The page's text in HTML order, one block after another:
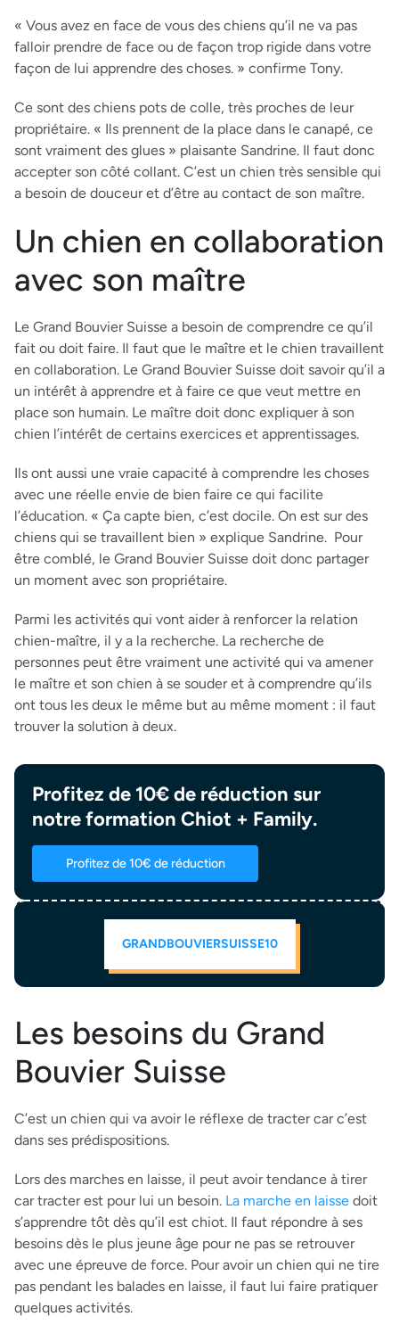
« Vous avez en face de vous des chiens qu’il ne va pas
falloir prendre de face ou de façon trop rigide dans votre
façon de lui apprendre des choses. » confirme Tony.
Ce sont des chiens pots de colle, très proches de leur
propriétaire. « Ils prennent de la place dans le canapé, ce
sont vraiment des glues » plaisante Sandrine. Il faut donc
accepter son côté collant. C’est un chien très sensible qui
a besoin de douceur et d’être au contact de son maître.
Un chien en collaboration
avec son maître
Le Grand Bouvier Suisse a besoin de comprendre ce qu’il
fait ou doit faire. Il faut que le maître et le chien travaillent
en collaboration. Le Grand Bouvier Suisse doit savoir qu’il a
un intérêt à apprendre et à faire ce que veut mettre en
place son humain. Le maître doit donc expliquer à son
chien l’intérêt de certains exercices et apprentissages.
Ils ont aussi une vraie capacité à comprendre les choses
avec une réelle envie de bien faire ce qui facilite
l’éducation. « Ça capte bien, c’est docile. On est sur des
chiens qui se travaillent bien » explique Sandrine. Pour
être comblé, le Grand Bouvier Suisse doit donc partager
un moment avec son propriétaire.
Parmi les activités qui vont aider à renforcer la relation
chien-maître, il y a la recherche. La recherche de
personnes peut être vraiment une activité qui va amener
le maître et son chien à se souder et à comprendre qu’ils
ont tous les deux le même but au même moment : il faut
trouver la solution à deux.
Profitez de 10€ de réduction sur
notre formation Chiot + Family.
Profitez de 10€ de réduction
GRANDBOUVIERSUISSE10
Les besoins du Grand
Bouvier Suisse
C’est un chien qui va avoir le réflexe de tracter car c’est
dans ses prédispositions.
Lors des marches en laisse, il peut avoir tendance à tirer
car tracter est pour lui un besoin. La marche en laisse doit
s’apprendre tôt dès qu’il est chiot. Il faut répondre à ses
besoins dès le plus jeune âge pour ne pas se retrouver
avec une épreuve de force. Pour avoir un chien qui ne tire
pas pendant les balades en laisse, il faut lui faire pratiquer
quelques activités.